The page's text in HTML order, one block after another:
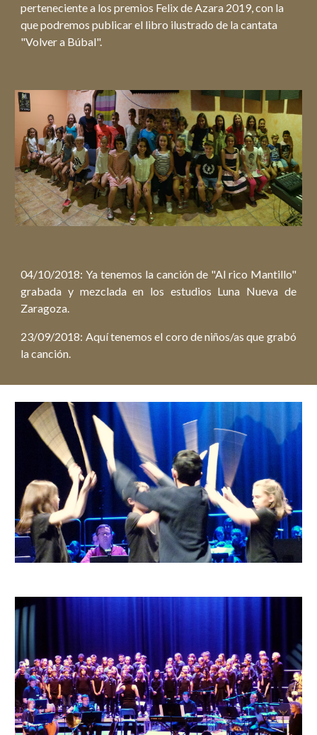
perteneciente a los premios Felix de Azara 2019, con la
que podremos publicar el libro ilustrado de la cantata
"Volver a Búbal".
04/10/2018: Ya tenemos la canción de "Al rico Mantillo"
grabada y mezclada en los estudios Luna Nueva de
Zaragoza.
23/09/2018: Aquí tenemos el coro de niños/as que grabó
la canción.